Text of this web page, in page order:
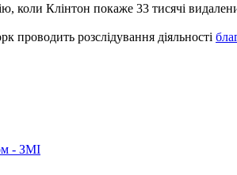
коли Клінтон покаже 33 тисячі
розслідування діяльності
- ЗМІ